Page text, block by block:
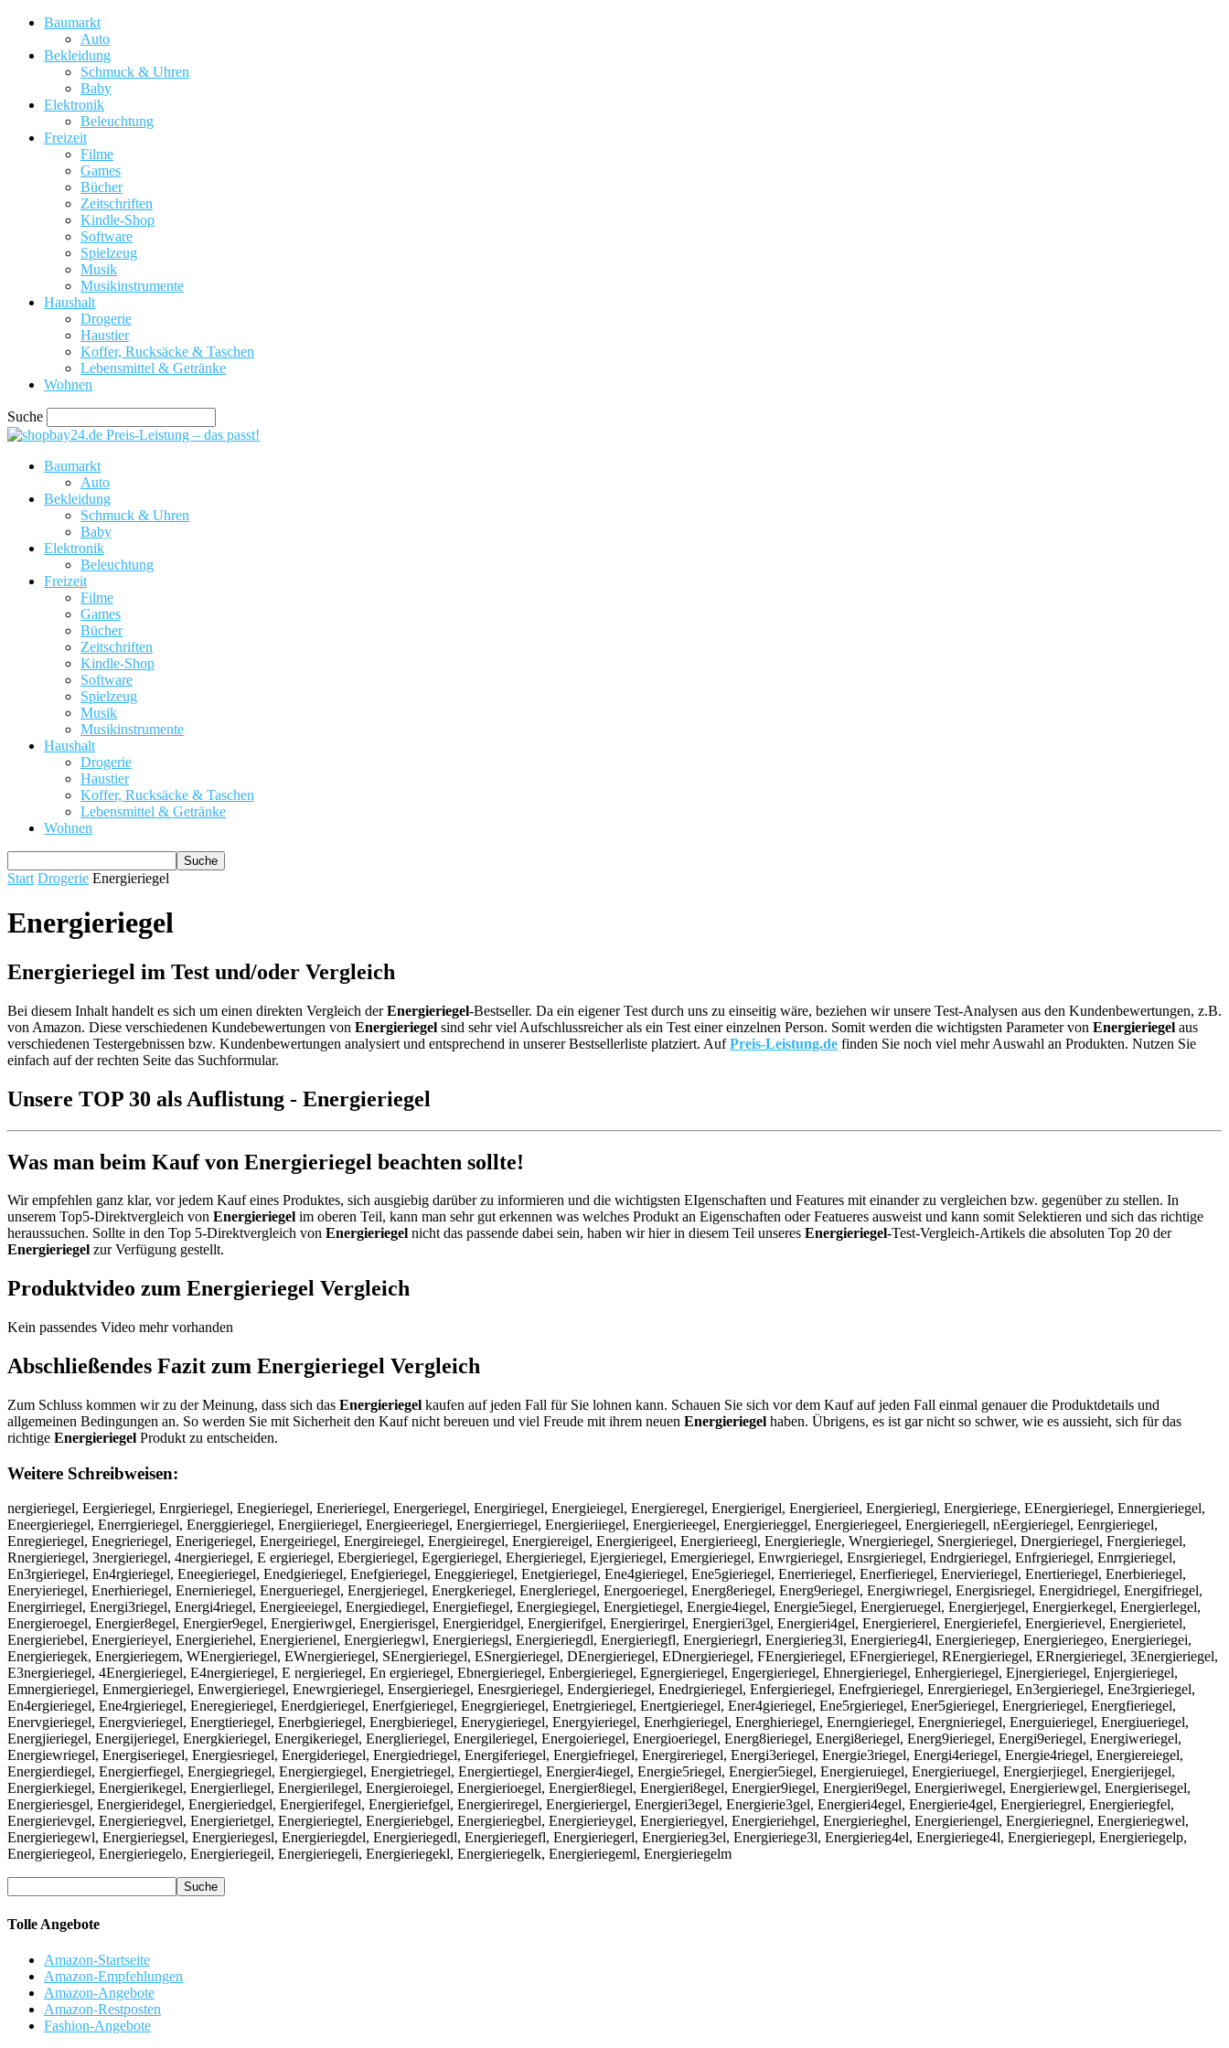
Baumarkt
Auto
Bekleidung
Schmuck & Uhren
Baby
Elektronik
Beleuchtung
Freizeit
Filme
Games
Bücher
Zeitschriften
Kindle-Shop
Software
Spielzeug
Musik
Musikinstrumente
Haushalt
Drogerie
Haustier
Koffer, Rucksäcke & Taschen
Lebensmittel & Getränke
Wohnen
Suche
Preis-Leistung – das passt!
Baumarkt
Auto
Bekleidung
Schmuck & Uhren
Baby
Elektronik
Beleuchtung
Freizeit
Filme
Games
Bücher
Zeitschriften
Kindle-Shop
Software
Spielzeug
Musik
Musikinstrumente
Haushalt
Drogerie
Haustier
Koffer, Rucksäcke & Taschen
Lebensmittel & Getränke
Wohnen
Start Drogerie Energieriegel
Energieriegel
Energieriegel im Test und/oder Vergleich
Bei diesem Inhalt handelt es sich um einen direkten Vergleich derEnergieriegel-Bestseller. Da ein eigener Test durch uns zu einseitig wäre, beziehen wir unsere Test-Analysen aus den Kundenbewertungen, z.B.
von Amazon. Diese verschiedenen Kundebewertungen von Energieriegel sind sehr viel Aufschlussreicher als ein Test einer einzelnen Person. Somit werden die wichtigsten Parameter von Energieriegel aus
verschiedenen Testergebnissen bzw. Kundenbewertungen analysiert und entsprechend in unserer Bestsellerliste platziert. AufPreis-Leistung.de finden Sie noch viel mehr Auswahl an Produkten. Nutzen Sie
einfach auf der rechten Seite das Suchformular.
Unsere TOP 30 als Auflistung - Energieriegel
Was man beim Kauf von Energieriegel beachten sollte!
Wir empfehlen ganz klar, vor jedem Kauf eines Produktes, sich ausgiebig darüber zu informieren und die wichtigsten EIgenschaften und Features mit einander zu vergleichen bzw. gegenüber zu stellen. In
unserem Top5-Direktvergleich von Energieriegel im oberen Teil, kann man sehr gut erkennen was welches Produkt an Eigenschaften oder Featueres ausweist und kann somit Selektieren und sich das richtige
heraussuchen. Sollte in den Top 5-Direktvergleich von Energieriegel nicht das passende dabei sein, haben wir hier in diesem Teil unseres Energieriegel-Test-Vergleich-Artikels die absoluten Top 20 der
Energieriegel zur Verfügung gestellt.
Produktvideo zum Energieriegel Vergleich
Kein passendes Video mehr vorhanden
Abschließendes Fazit zum Energieriegel Vergleich
Zum Schluss kommen wir zu der Meinung, dass sich das Energieriegel kaufen auf jeden Fall für Sie lohnen kann. Schauen Sie sich vor dem Kauf auf jeden Fall einmal genauer die Produktdetails und
allgemeinen Bedingungen an. So werden Sie mit Sicherheit den Kauf nicht bereuen und viel Freude mit ihrem neuen Energieriegel haben. Übrigens, es ist gar nicht so schwer, wie es aussieht, sich für das
richtige Energieriegel Produkt zu entscheiden.
Weitere Schreibweisen:
nergieriegel, Eergieriegel, Enrgieriegel, Enegieriegel, Enerieriegel, Energeriegel, Energiriegel, Energieiegel, Energieregel, Energierigel, Energierieel, Energieriegl, Energieriege, EEnergieriegel, Ennergieriegel,
Eneergieriegel, Enerrgieriegel, Energgieriegel, Energiieriegel, Energieeriegel, Energierriegel, Energieriiegel, Energierieegel, Energierieggel, Energieriegeel, Energieriegell, nEergieriegel, Eenrgieriegel,
Enregieriegel, Enegrieriegel, Enerigeriegel, Energeiriegel, Energireiegel, Energieiregel, Energiereigel, Energierigeel, Energierieegl, Energieriegle, Wnergieriegel, Snergieriegel, Dnergieriegel, Fnergieriegel,
Rnergieriegel, 3nergieriegel, 4nergieriegel, E ergieriegel, Ebergieriegel, Egergieriegel, Ehergieriegel, Ejergieriegel, Emergieriegel, Enwrgieriegel, Ensrgieriegel, Endrgieriegel, Enfrgieriegel, Enrrgieriegel,
En3rgieriegel, En4rgieriegel, Eneegieriegel, Enedgieriegel, Enefgieriegel, Eneggieriegel, Enetgieriegel, Ene4gieriegel, Ene5gieriegel, Enerrieriegel, Enerfieriegel, Enervieriegel, Enertieriegel, Enerbieriegel,
Eneryieriegel, Enerhieriegel, Enernieriegel, Energueriegel, Energjeriegel, Energkeriegel, Energleriegel, Energoeriegel, Energ8eriegel, Energ9eriegel, Energiwriegel, Energisriegel, Energidriegel, Energifriegel,
Energirriegel, Energi3riegel, Energi4riegel, Energieeiegel, Energiediegel, Energiefiegel, Energiegiegel, Energietiegel, Energie4iegel, Energie5iegel, Energieruegel, Energierjegel, Energierkegel, Energierlegel,
Energieroegel, Energier8egel, Energier9egel, Energieriwgel, Energierisgel, Energieridgel, Energierifgel, Energierirgel, Energieri3gel, Energieri4gel, Energierierel, Energieriefel, Energierievel, Energierietel,
Energieriebel, Energierieyel, Energieriehel, Energierienel, Energieriegwl, Energieriegsl, Energieriegdl, Energieriegfl, Energieriegrl, Energierieg3l, Energierieg4l, Energieriegep, Energieriegeo, Energieriegei,
Energieriegek, Energieriegem, WEnergieriegel, EWnergieriegel, SEnergieriegel, ESnergieriegel, DEnergieriegel, EDnergieriegel, FEnergieriegel, EFnergieriegel, REnergieriegel, ERnergieriegel, 3Energieriegel,
E3nergieriegel, 4Energieriegel, E4nergieriegel, E nergieriegel, En ergieriegel, Ebnergieriegel, Enbergieriegel, Egnergieriegel, Engergieriegel, Ehnergieriegel, Enhergieriegel, Ejnergieriegel, Enjergieriegel,
Emnergieriegel, Enmergieriegel, Enwergieriegel, Enewrgieriegel, Ensergieriegel, Enesrgieriegel, Endergieriegel, Enedrgieriegel, Enfergieriegel, Enefrgieriegel, Enrergieriegel, En3ergieriegel, Ene3rgieriegel,
En4ergieriegel, Ene4rgieriegel, Eneregieriegel, Enerdgieriegel, Enerfgieriegel, Enegrgieriegel, Enetrgieriegel, Enertgieriegel, Ener4gieriegel, Ene5rgieriegel, Ener5gieriegel, Energrieriegel, Energfieriegel,
Enervgieriegel, Energvieriegel, Energtieriegel, Enerbgieriegel, Energbieriegel, Enerygieriegel, Energyieriegel, Enerhgieriegel, Energhieriegel, Enerngieriegel, Energnieriegel, Energuieriegel, Energiueriegel,
Energjieriegel, Energijeriegel, Energkieriegel, Energikeriegel, Energlieriegel, Energileriegel, Energoieriegel, Energioeriegel, Energ8ieriegel, Energi8eriegel, Energ9ieriegel, Energi9eriegel, Energiweriegel,
Energiewriegel, Energiseriegel, Energiesriegel, Energideriegel, Energiedriegel, Energiferiegel, Energiefriegel, Energireriegel, Energi3eriegel, Energie3riegel, Energi4eriegel, Energie4riegel, Energiereiegel,
Energierdiegel, Energierfiegel, Energiegriegel, Energiergiegel, Energietriegel, Energiertiegel, Energier4iegel, Energie5riegel, Energier5iegel, Energieruiegel, Energieriuegel, Energierjiegel, Energierijegel,
Energierkiegel, Energierikegel, Energierliegel, Energierilegel, Energieroiegel, Energierioegel, Energier8iegel, Energieri8egel, Energier9iegel, Energieri9egel, Energieriwegel, Energieriewgel, Energierisegel,
Energieriesgel, Energieridegel, Energieriedgel, Energierifegel, Energieriefgel, Energieriregel, Energieriergel, Energieri3egel, Energierie3gel, Energieri4egel, Energierie4gel, Energieriegrel, Energieriegfel,
Energierievgel, Energieriegvel, Energierietgel, Energieriegtel, Energieriebgel, Energieriegbel, Energierieygel, Energieriegyel, Energieriehgel, Energierieghel, Energieriengel, Energieriegnel, Energieriegwel,
Energieriegewl, Energieriegsel, Energieriegesl, Energieriegdel, Energieriegedl, Energieriegefl, Energieriegerl, Energierieg3el, Energieriege3l, Energierieg4el, Energieriege4l, Energieriegepl, Energieriegelp,
Energieriegeol, Energieriegelo, Energieriegeil, Energieriegeli, Energieriegekl, Energieriegelk, Energieriegeml, Energieriegelm
Tolle Angebote
Amazon-Startseite
Amazon-Empfehlungen
Amazon-Angebote
Amazon-Restposten
Fashion-Angebote